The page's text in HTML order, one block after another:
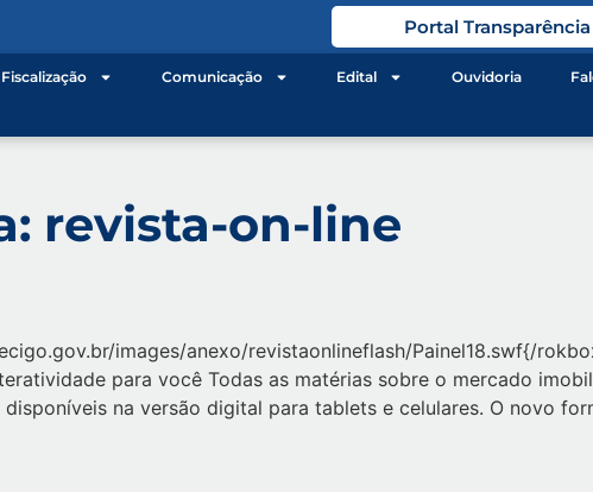
Portal Transparência
Fiscalização Comunicação Edital Ouvidoria
revista-on-line
images/anexo/revistaonlineflash/Painel18.swf{/
para você Todas as matérias sobre o mercado
na versão digital para tablets e celulares. O novo